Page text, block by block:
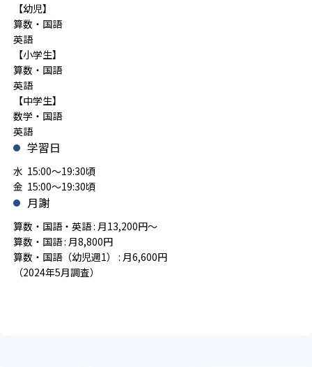
【幼児】
算数・国語
英語
【小学生】
算数・国語
英語
【中学生】
数学・国語
英語
学習日
水 15:00～19:30頃
金 15:00～19:30頃
月謝
算数・国語・英語 : 月13,200円～
算数・国語 : 月8,800円
算数・国語（幼児週1） : 月6,600円
（2024年5月調査）